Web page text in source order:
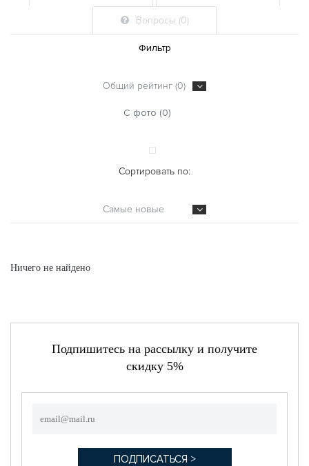
Вопросы (0)
Фильтр
Общий рейтинг (0)
С фото (0)
Сортировать по:
Самые новые
Ничего не найдено
Подпишитесь на рассылку и получите
скидку 5%